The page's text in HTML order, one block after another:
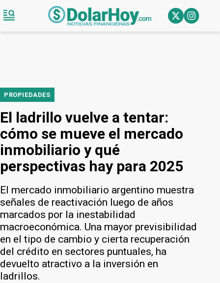
PROPIEDADES
El ladrillo vuelve a tentar:
cómo se mueve el mercado
inmobiliario y qué
perspectivas hay para 2025
El mercado inmobiliario argentino muestra
señales de reactivación luego de años
marcados por la inestabilidad
macroeconómica. Una mayor previsibilidad
en el tipo de cambio y cierta recuperación
del crédito en sectores puntuales, ha
devuelto atractivo a la inversión en
ladrillos.